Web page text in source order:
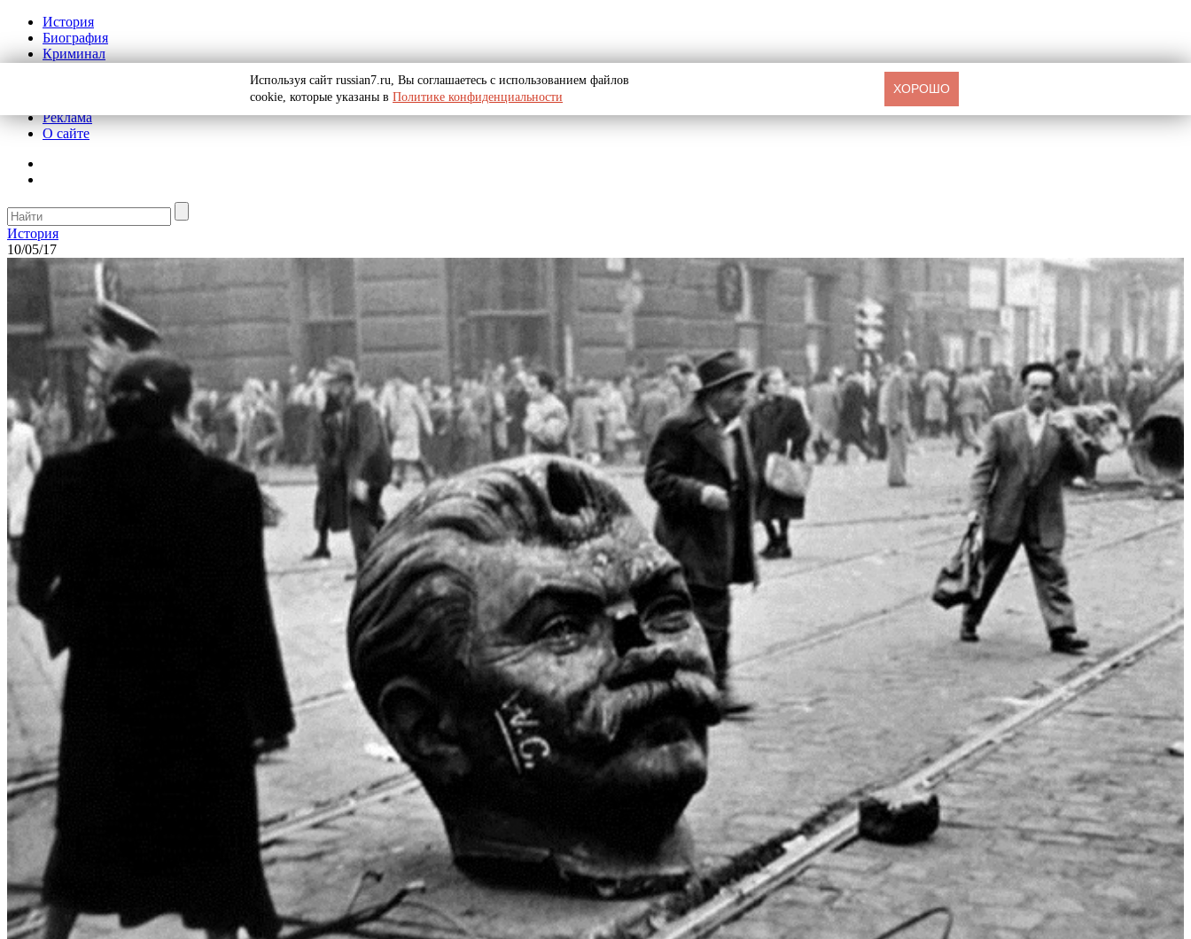
История
Биография
Криминал
Реклама
О сайте
История
10/05/17
Используя сайт russian7.ru, Вы соглашаетесь с использованием файлов
cookie, которые указаны в Политике конфиденциальности
ХОРОШО